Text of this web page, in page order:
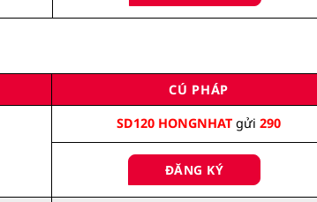
CÚ PHÁP
SD120 HONGNHAT gửi 290
ĐĂNG KÝ